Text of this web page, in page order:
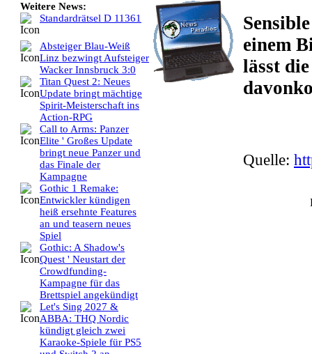
Weitere News:
Standardrätsel D 11361
Absteiger Blau-Weiß
Linz bezwingt Aufsteiger
Wacker Innsbruck 3:0
Titan Quest 2: Neues
Update bringt mächtige
Spirit-Meisterschaft ins
Action-RPG
Call to Arms: Panzer
Elite ' Großes Update
bringt neue Panzer und
das Finale der
Kampagne
Gothic 1 Remake:
Entwickler kündigen
heiß ersehnte Features
an und teasern neues
Spiel
Gothic: A Shadow's
Quest ' Neustart der
Crowdfunding-
Kampagne für das
Brettspiel angekündigt
Let's Sing 2027 &
ABBA: THQ Nordic
kündigt gleich zwei
Karaoke-Spiele für PS5
einem
lässt
Quelle: